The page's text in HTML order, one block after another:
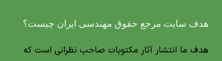
هدف سایت مرجع حقوق مهندسی ایران چیست؟
هدف ما انتشار آثار مکتوبات صاحب نظرانی است که